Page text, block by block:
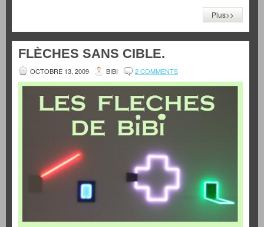
Plus>>
FLÈCHES SANS CIBLE.
OCTOBRE 13, 2009 BIBI 2 COMMENTS